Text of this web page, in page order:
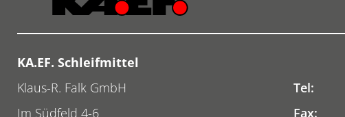
KA.EF. Schleifmittel
Klaus-R. Falk GmbH
Im Südfeld 4-6
Tel:
Fax: